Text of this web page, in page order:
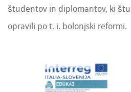
študentov in diplomantov, ki
opravili po t. i. bolonjski reformi.